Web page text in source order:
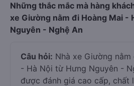
Những thắc mắc mà hàng
xe Giường nằm đi Hoàng Mai -
Nguyên - Nghệ An
Câu hỏi: Nhà xe Giường
- Hà Nội từ Hưng Nguyên -
được đánh giá cao cấp, chất